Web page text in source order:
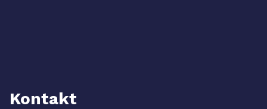
Kontakt